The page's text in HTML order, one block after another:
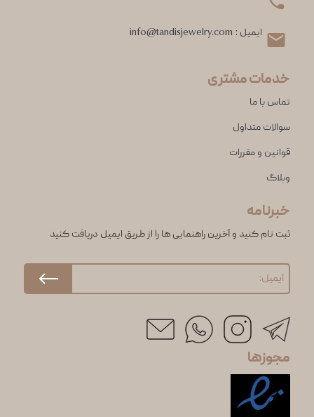
ایمیل : info@tandisjewelry.com
خدمات مشتری
تماس با ما
سوالات متداول
قوانین و مقررات
وبلاگ
خبرنامه
ثبت نام کنید و آخرین راهنمایی ها را از طریق ایمیل دریافت کنید
مجوزها